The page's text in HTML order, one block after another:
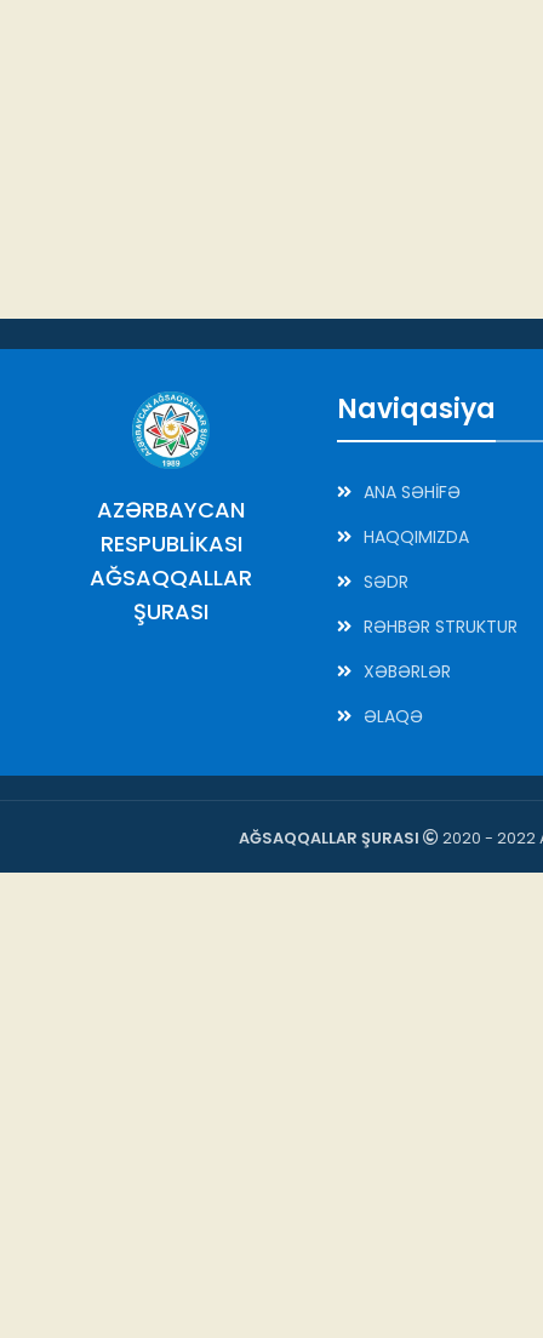
AZƏRBAYCAN
RESPUBLİKASI
AĞSAQQALLAR
ŞURASI
Naviqasiya
ANA SƏHİFƏ
HAQQIMIZDA
SƏDR
RƏHBƏR STRUKTUR
XƏBƏRLƏR
ƏLAQƏ
AĞSAQQALLAR ŞURASI 2020 - 2022